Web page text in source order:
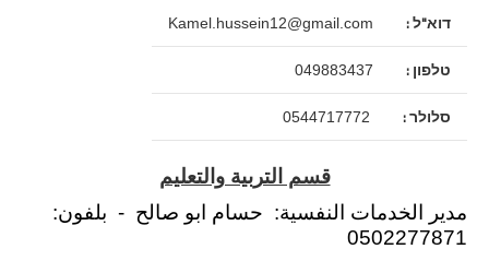
דוא"ל : Kamel.hussein12@gmail.com
טלפון : 049883437
סלולר : 0544717772
قسم التربية والتعليم
مدير الخدمات النفسية: حسام ابو صالح - بلفون:
0502277871